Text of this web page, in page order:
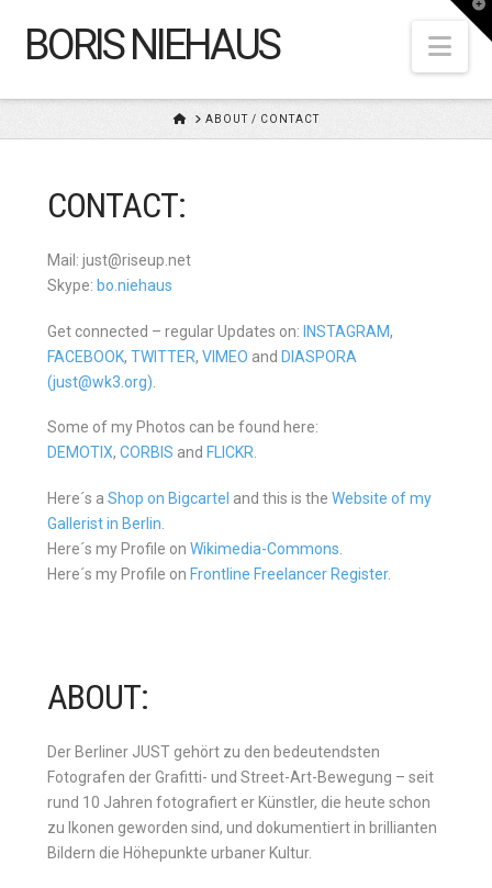
BORIS NIEHAUS
HOMEABOUT / CONTACT
CONTACT:
Mail: just@riseup.net
Skype: bo.niehaus
Get connected – regular Updates on: INSTAGRAM,
FACEBOOK, TWITTER, VIMEO and DIASPORA
(just@wk3.org)
Some of my Photos can be found here:
DEMOTIX, CORBIS and FLICKR
Here´s a Shop on Bigcartel and this is the Website of my
Gallerist in Berlin
Here´s my Profile on Wikimedia-Commons
Here´s my Profile on Frontline Freelancer Register.
ABOUT:
Der Berliner JUST gehört zu den bedeutendsten
Fotografen der Grafitti- und Street-Art-Bewegung – seit
rund 10 Jahren fotografiert er Künstler, die heute schon
zu Ikonen geworden sind, und dokumentiert in brillianten
Bildern die Höhepunkte urbaner Kultur.